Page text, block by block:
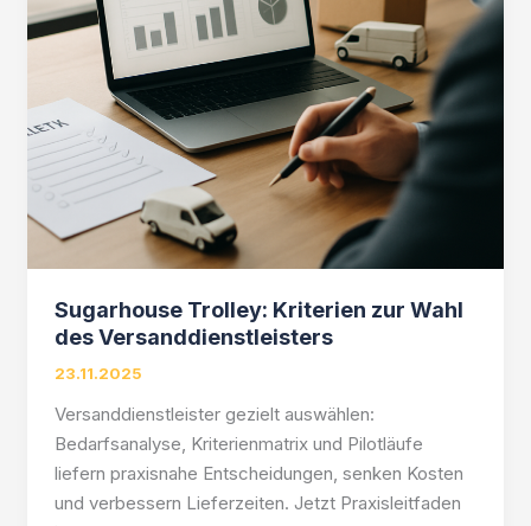
Sugarhouse Trolley: Kriterien zur Wahl
des Versanddienstleisters
23.11.2025
Versanddienstleister gezielt auswählen:
Bedarfsanalyse, Kriterienmatrix und Pilotläufe
liefern praxisnahe Entscheidungen, senken Kosten
und verbessern Lieferzeiten. Jetzt Praxisleitfaden